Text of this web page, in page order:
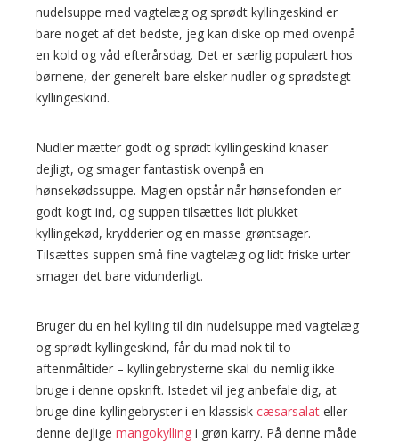
nudelsuppe med vagtelæg og sprødt kyllingeskind er
bare noget af det bedste, jeg kan diske op med ovenpå
en kold og våd efterårsdag. Det er særlig populært hos
børnene, der generelt bare elsker nudler og sprødstegt
kyllingeskind.
Nudler mætter godt og sprødt kyllingeskind knaser
dejligt, og smager fantastisk ovenpå en
hønsekødssuppe. Magien opstår når hønsefonden er
godt kogt ind, og suppen tilsættes lidt plukket
kyllingekød, krydderier og en masse grøntsager.
Tilsættes suppen små fine vagtelæg og lidt friske urter
smager det bare vidunderligt.
Bruger du en hel kylling til din nudelsuppe med vagtelæg
og sprødt kyllingeskind, får du mad nok til to
aftenmåltider – kyllingebrysterne skal du nemlig ikke
bruge i denne opskrift. Istedet vil jeg anbefale dig, at
bruge dine kyllingebryster i en klassisk cæsarsalat eller
denne dejlige mangokylling i grøn karry. På denne måde